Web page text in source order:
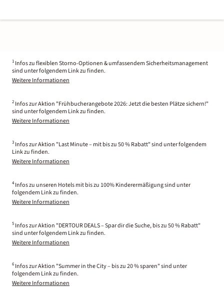
1 Infos zu flexiblen Storno-Optionen & umfassendem Sicherheitsmanagement
sind unter folgendem Link zu finden.
Weitere Informationen
2 Infos zur Aktion "Frühbucherangebote 2026: Jetzt die besten Plätze sichern!"
sind unter folgendem Link zu finden.
Weitere Informationen
3 Infos zur Aktion "Last Minute – mit bis zu 50 % Rabatt" sind unter folgendem
Link zu finden.
Weitere Informationen
4 Infos zu unseren Hotels mit bis zu 100% Kinderermäßigung sind unter
folgendem Link zu finden.
Weitere Informationen
5 Infos zur Aktion "DERTOUR DEALS – Spar dir die Suche, bis zu 50 % Rabatt"
sind unter folgendem Link zu finden.
Weitere Informationen
6 Infos zur Aktion "Summer in the City – bis zu 20 % sparen" sind unter
folgendem Link zu finden.
Weitere Informationen